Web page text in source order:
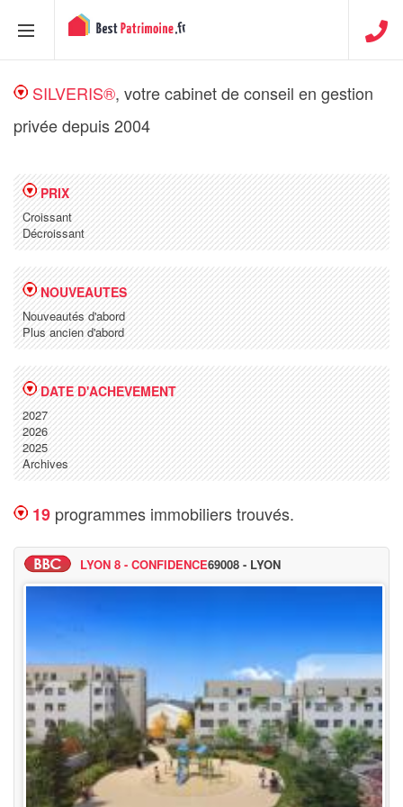
SILVERIS®, votre cabinet de conseil en gestion
privée depuis 2004
PRIX
Croissant
Décroissant
NOUVEAUTES
Nouveautés d'abord
Plus ancien d'abord
DATE D'ACHEVEMENT
2027
2026
2025
Archives
19 programmes immobiliers trouvés.
LYON 8 - CONFIDENCE69008 - LYON